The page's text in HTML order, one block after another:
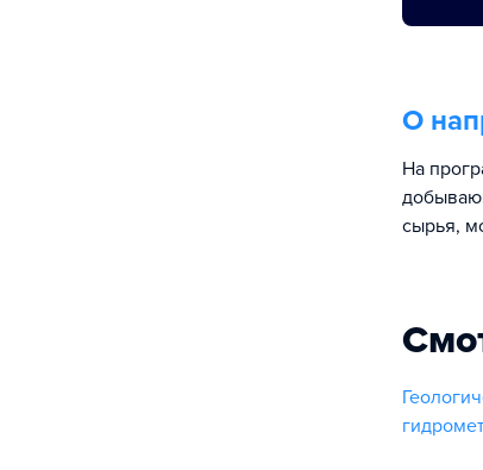
О
На
сырья,